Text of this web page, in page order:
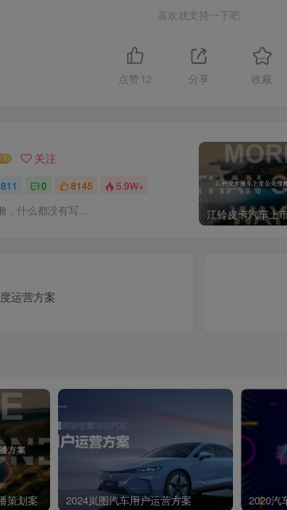
年4季度-2025年3季度，重点策划2024年4季度P73评审内容
传播主题和主线、传传播规划管理播内容。体现公司优质传播
源关系维护佳4.拥有成功案例：有5P74-P88危机圆满解决，
列，进行经销商门店规划，贴合市场实际情况，经销商门
含不限于集客、曝光、引流到店、促P35、P39、P43、P47
动，内容范時包含不限于（二15P60、P64、P68、P72网门
需提供不低于6个月社保证明，客户总监、策10P89-P94略
市顺分析&策咯制定整体市场营销环境长安汽车科技长安
放智能驾驶和智能座舱技术配置显著增长，车载芯片算力显
年6月，渗透率已达42%，预计25年渗透率将突破50%。
堰来源·国家信
喜欢就支持一下吧
点赞 12 分享 收藏
关注
811 0 8145 5.9W+
，什么都没有写...
运营方案
策划案 2024岚图汽车用户运营方案 2020汽